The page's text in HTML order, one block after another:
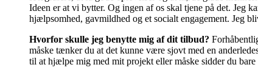
Ideen er at vi bytter. Og ingen af os skal tjene på det. Jeg
hjælpsomhed, gavmildhed og et socialt engagement. Jeg
Hvorfor skulle jeg benytte mig af dit tilbud?
måske tænker du at det kunne være sjovt med en
til at hjælpe mig med mit projekt eller måske sidder du